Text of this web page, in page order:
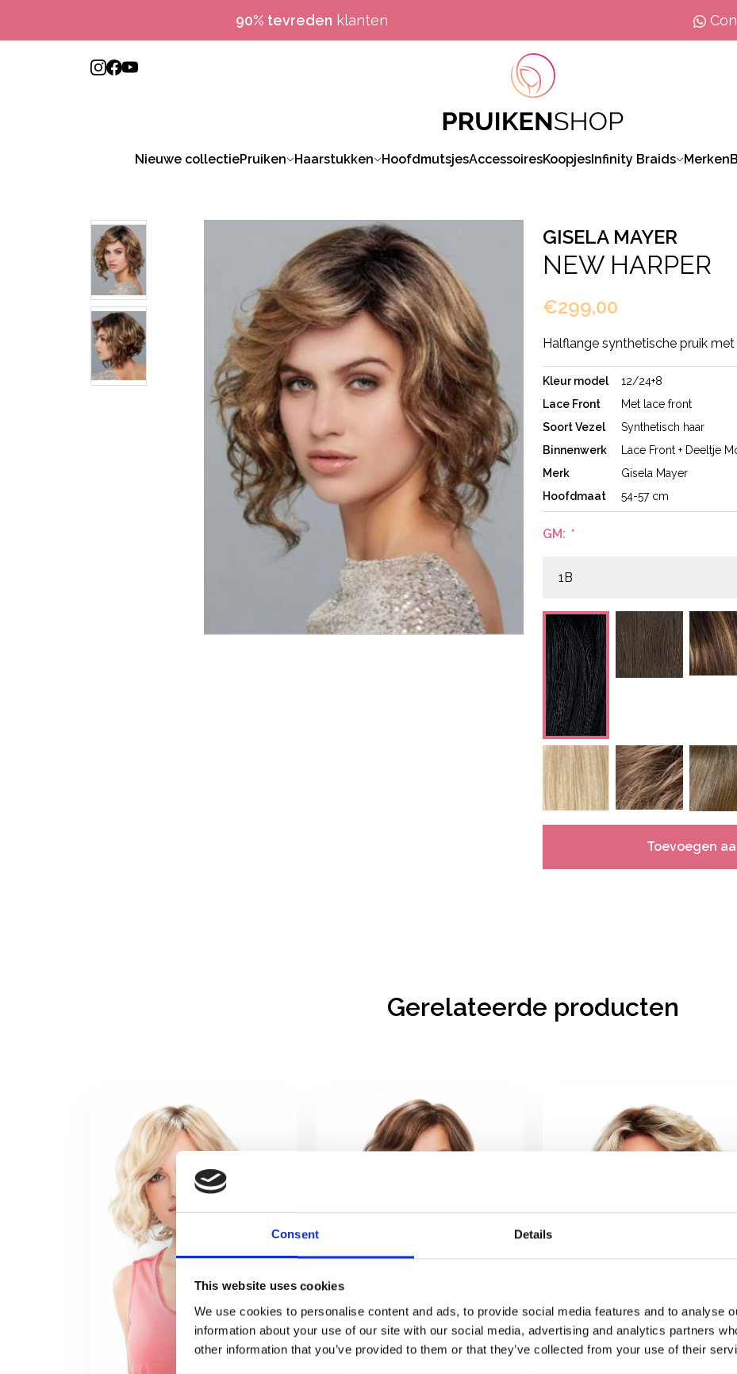
Consent Details
This website uses cookies
We use cookies to personalise content and ads, to provide social media features and to analyse
information about your use of our site with our social media, advertising and analytics partners
other information that you’ve provided to them or that they’ve collected from your use of their
90% tevreden klanten
Nieuwe collectiePruiken Haarstukken HoofdmutsjesAccessoiresKoopjesInfinity Braids Merken
GISELA MAYER
NEW HARPER
€299,00
Halflange synthetische pruik
Kleur model
12/24+8
Lace Front
Met lace front
Soort Vezel
Synthetisch haar
Binnenwerk
Lace Front + Deeltje
Merk
Gisela Mayer
Hoofdmaat
54-57 cm
GM: *
Toevoegen
Gerelateerde producten